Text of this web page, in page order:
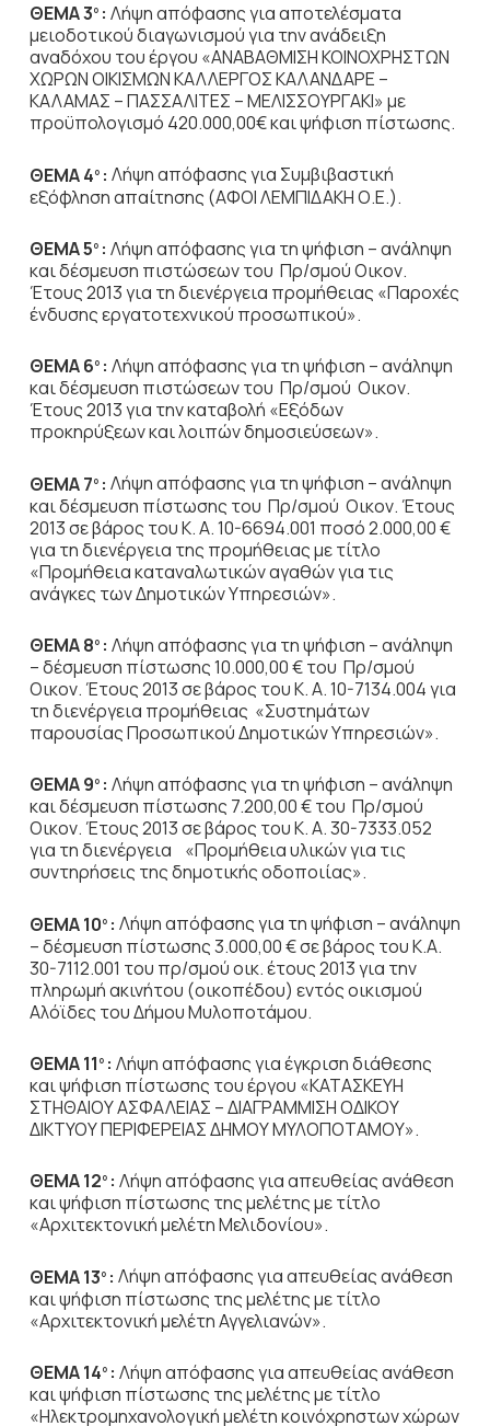
ΘΕΜΑ 3ο : Λήψη απόφασης για αποτελέσματα
μειοδοτικού διαγωνισμού για την ανάδειξη
αναδόχου του έργου «ΑΝΑΒΑΘΜΙΣΗ ΚΟΙΝΟΧΡΗΣΤΩΝ
ΧΩΡΩΝ ΟΙΚΙΣΜΩΝ ΚΑΛΛΕΡΓΟΣ ΚΑΛΑΝΔΑΡΕ –
ΚΑΛΑΜΑΣ – ΠΑΣΣΑΛΙΤΕΣ – ΜΕΛΙΣΣΟΥΡΓΑΚΙ» με
προϋπολογισμό 420.000,00€ και ψήφιση πίστωσης.
ΘΕΜΑ 4ο : Λήψη απόφασης για Συμβιβαστική
εξόφληση απαίτησης (ΑΦΟΙ ΛΕΜΠΙΔΑΚΗ Ο.Ε.).
ΘΕΜΑ 5ο : Λήψη απόφασης για τη ψήφιση – ανάληψη
και δέσμευση πιστώσεων του Πρ/σμού Οικον.
Έτους 2013 για τη διενέργεια προμήθειας «Παροχές
ένδυσης εργατοτεχνικού προσωπικού».
ΘΕΜΑ 6ο : Λήψη απόφασης για τη ψήφιση – ανάληψη
και δέσμευση πιστώσεων του Πρ/σμού Οικον.
Έτους 2013 για την καταβολή «Εξόδων
προκηρύξεων και λοιπών δημοσιεύσεων».
ΘΕΜΑ 7ο : Λήψη απόφασης για τη ψήφιση – ανάληψη
και δέσμευση πίστωσης του Πρ/σμού Οικον. Έτους
2013 σε βάρος του Κ. Α. 10-6694.001 ποσό 2.000,00 €
για τη διενέργεια της προμήθειας με τίτλο
«Προμήθεια καταναλωτικών αγαθών για τις
ανάγκες των Δημοτικών Υπηρεσιών».
ΘΕΜΑ 8ο : Λήψη απόφασης για τη ψήφιση – ανάληψη
– δέσμευση πίστωσης 10.000,00 € του Πρ/σμού
Οικον. Έτους 2013 σε βάρος του Κ. Α. 10-7134.004 για
τη διενέργεια προμήθειας «Συστημάτων
παρουσίας Προσωπικού Δημοτικών Υπηρεσιών».
ΘΕΜΑ 9ο : Λήψη απόφασης για τη ψήφιση – ανάληψη
και δέσμευση πίστωσης 7.200,00 € του Πρ/σμού
Οικον. Έτους 2013 σε βάρος του Κ. Α. 30-7333.052
για τη διενέργεια «Προμήθεια υλικών για τις
συντηρήσεις της δημοτικής οδοποιίας».
ΘΕΜΑ 10ο : Λήψη απόφασης για τη ψήφιση – ανάληψη
– δέσμευση πίστωσης 3.000,00 € σε βάρος του Κ.Α.
30-7112.001 του πρ/σμού οικ. έτους 2013 για την
πληρωμή ακινήτου (οικοπέδου) εντός οικισμού
Αλόϊδες του Δήμου Μυλοποτάμου.
ΘΕΜΑ 11 ο : Λήψη απόφασης για έγκριση διάθεσης
και ψήφιση πίστωσης του έργου «ΚΑΤΑΣΚΕΥΗ
ΣΤΗΘΑΙΟΥ ΑΣΦΑΛΕΙΑΣ – ΔΙΑΓΡΑΜΜΙΣΗ ΟΔΙΚΟΥ
ΔΙΚΤΥΟΥ ΠΕΡΙΦΕΡΕΙΑΣ ΔΗΜΟΥ ΜΥΛΟΠΟΤΑΜΟΥ».
ΘΕΜΑ 12ο : Λήψη απόφασης για απευθείας ανάθεση
και ψήφιση πίστωσης της μελέτης με τίτλο
«Αρχιτεκτονική μελέτη Μελιδονίου».
ΘΕΜΑ 13ο : Λήψη απόφασης για απευθείας ανάθεση
και ψήφιση πίστωσης της μελέτης με τίτλο
«Αρχιτεκτονική μελέτη Αγγελιανών».
ΘΕΜΑ 14ο : Λήψη απόφασης για απευθείας ανάθεση
και ψήφιση πίστωσης της μελέτης με τίτλο
«Ηλεκτρομηχανολογική μελέτη κοινόχρηστων χώρων